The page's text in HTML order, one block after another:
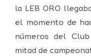
la LEB ORO
el momento de
números del
mitad de